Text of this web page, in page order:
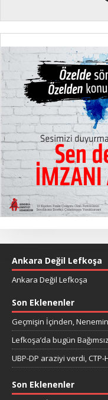
Ankara Değil Lefkoşa
Ankara Değil Lefkoşa
Son Eklenenler
Geçmişin İçinden,
Lefkoşa’da bugün
UBP-DP araziyi verdi, CTP-
Son Eklenenler